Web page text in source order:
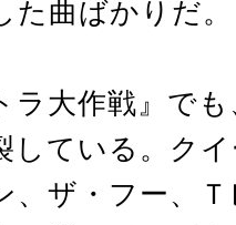
曲ばかりだ。
ラ大作戦』で
している。ク
、ザ・フー、